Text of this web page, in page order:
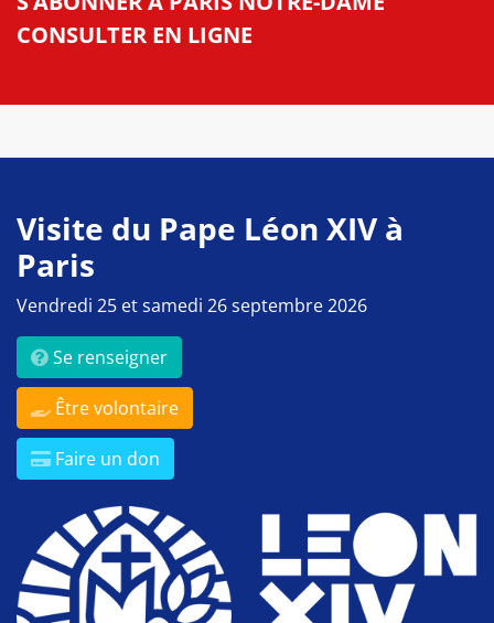
CONSULTER EN LIGNE
Visite du Pape Léon XIV à
Paris
Vendredi 25 et samedi 26 septembre 2026
Se renseigner
Être volontaire
Faire un don